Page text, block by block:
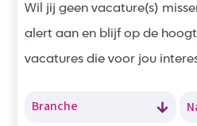
Wil jij geen vacature(s)
alert aan en blijf op de
vacatures die voor jou